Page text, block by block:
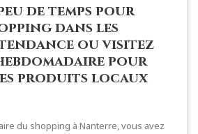
de temps pour
dans les
ou visitez
pour
produits locaux
du shopping à Nanterre, vous avez